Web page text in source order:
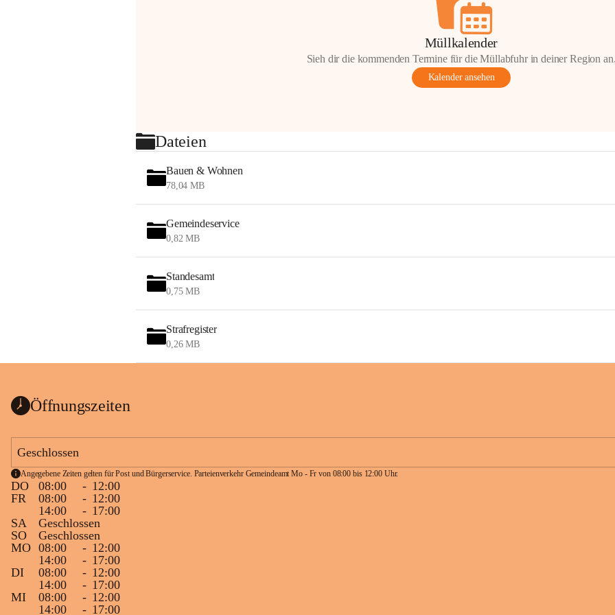
Müllkalender
Sieh dir die kommenden Termine für die Müllabfuhr in deiner Region
Kalender ansehen
Dateien
Bauen & Wohnen
78,04 MB
Gemeindeservice
0,82 MB
Standesamt
0,75 MB
Strafregister
0,26 MB
Öffnungszeiten
Geschlossen
Angegebene Zeiten gelten für Post und Bürgerservice. Parteienverkehr Gemeindeamt Mo - Fr von 08:00 bis 12:00 Uhr.
DO 08:00 - 12:00
FR
08:00 - 12:00
14:00
- 17:00
SA
Geschlossen
SO
Geschlossen
MO 08:00 - 12:00
14:00
- 17:00
DI
08:00 - 12:00
14:00
- 17:00
MI
08:00 - 12:00
14:00
- 17:00